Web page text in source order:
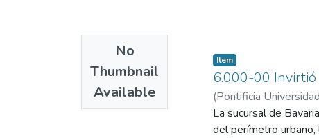
No
Thumbnail
Available
Item
6.000-00 Invirtió
(Pontificia
La sucursal de
del perímetro